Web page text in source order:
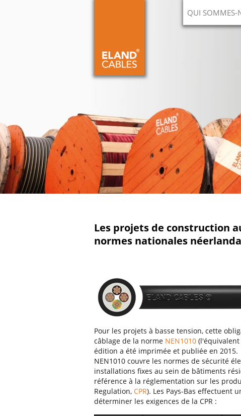
QUI SOMMES-
Les projets de construction
normes nationales
Pour les projets à basse tension, cette
câblage de la norme NEN1010
édition a été imprimée et publiée en 2015.
NEN1010 couvre les normes de sécurité
installations fixes au sein de bâtiments
référence à la réglementation sur les
Regulation, CPR). Les Pays-Bas effectuent
déterminer les exigences de la CPR :